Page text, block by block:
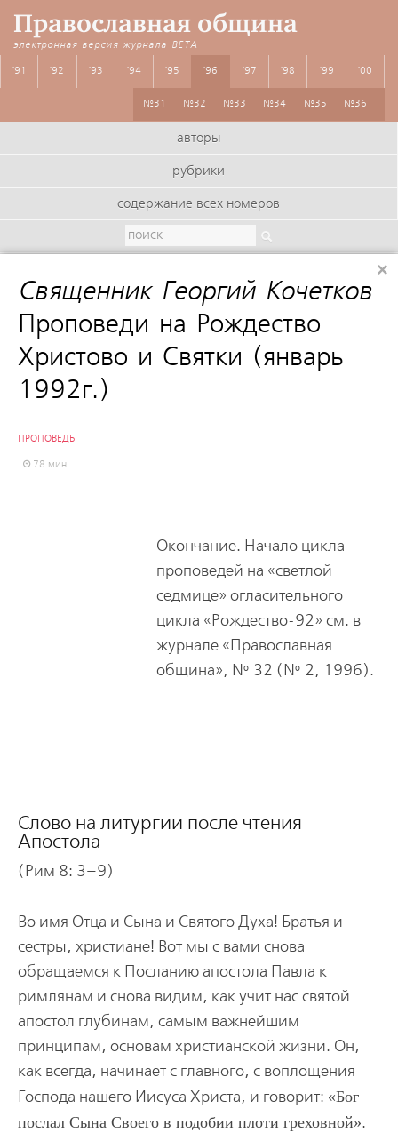
Православная община
электронная версия журнала BETA
'91 '92 '93 '94 '95 '96
№31 №32 №33 №34 №35 №36
'97 '98 '99 '00
авторы
рубрики
содержание всех номеров
Священник Георгий Кочетков:
Проповеди на Рождество
Христово и Святки (январь
1992г.)
ПРОПОВЕДЬ
78 мин.
Окончание. Начало цикла
проповедей на «светлой
седмице» огласительного
цикла «Рождество-92» см. в
журнале «Православная
община», № 32 (№ 2, 1996).
Cлово на литургии после чтения
Апостола
(Рим 8: 3–9)
Во имя Отца и Сына и Святого Духа! Братья и
сестры, христиане! Вот мы с вами снова
обращаемся к Посланию апостола Павла к
римлянам и снова видим, как учит нас святой
апостол глубинам, самым важнейшим
принципам, основам христианской жизни. Он,
как всегда, начинает с главного, с воплощения
Господа нашего Иисуса Христа, и говорит:
Бог
послал Сына Своего в подобии плоти греховной .
×